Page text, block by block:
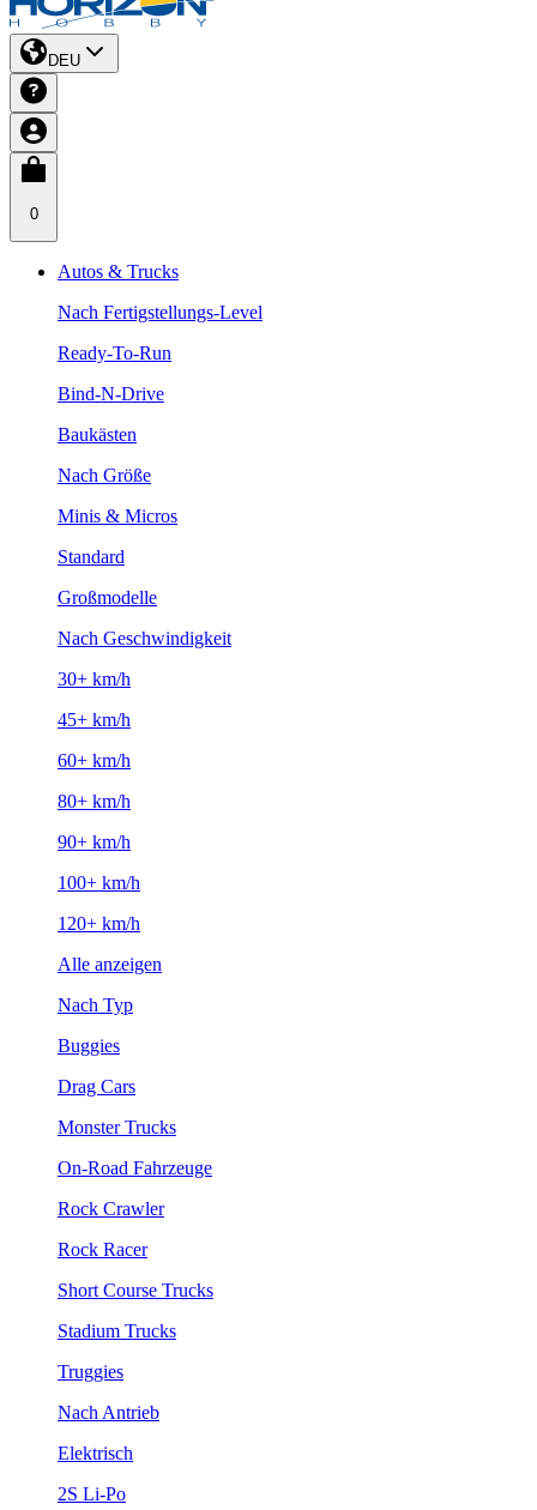
DEU
0
Autos & Trucks
Nach Fertigstellungs-Level
Ready-To-Run
Bind-N-Drive
Baukästen
Nach Größe
Minis & Micros
Standard
Großmodelle
Nach Geschwindigkeit
30+ km/h
45+ km/h
60+ km/h
80+ km/h
90+ km/h
100+ km/h
120+ km/h
Alle anzeigen
Nach Typ
Buggies
Drag Cars
Monster Trucks
On-Road Fahrzeuge
Rock Crawler
Rock Racer
Short Course Trucks
Stadium Trucks
Truggies
Nach Antrieb
Elektrisch
2S Li-Po